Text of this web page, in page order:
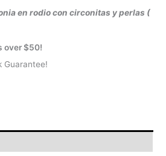
en rodio con circonitas y perlas (
over $50!
Guarantee!